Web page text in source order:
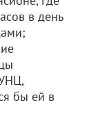
в день
бы ей в